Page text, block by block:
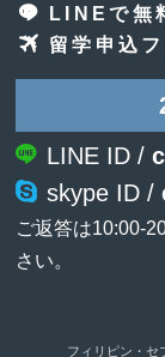
LINEで無
留学申込
LINE ID /
skype ID /
ご返答は10:00-
さい。
フィリピン・セ